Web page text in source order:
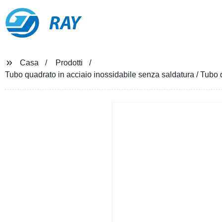
RAY
Casa
Prodotti
Tubo quadrato in acciaio inossidabile senza saldatura /